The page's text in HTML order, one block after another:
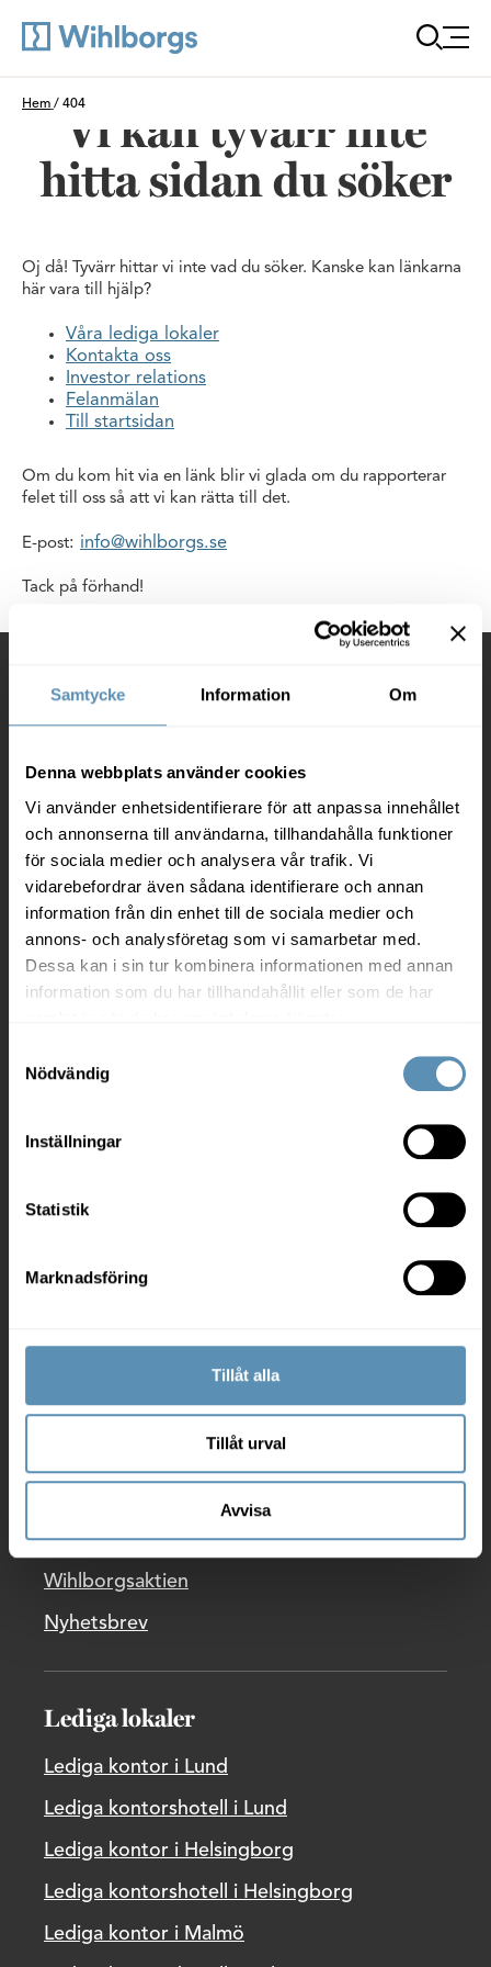
Samtycke Information Om
Denna webbplats använder cookies
Vi använder enhetsidentifierare för att anpassa innehållet
och annonserna till användarna, tillhandahålla funktioner
för sociala medier och analysera vår trafik. Vi
vidarebefordrar även sådana identifierare och annan
information från din enhet till de sociala medier och
annons- och analysföretag som vi samarbetar med.
Dessa kan i sin tur kombinera informationen med annan
information som du har tillhandahållit eller som de har
Nödvändig
Inställningar
Statistik
Marknadsföring
Tillåt alla
Tillåt urval
Avvisa
Du är här:
Hem / 404
Vi kan tyvärr inte
hitta sidan du söker
Oj då! Tyvärr hittar vi inte vad du söker. Kanske kan länkarna
här vara till hjälp?
Våra lediga lokaler
Kontakta oss
Investor relations
Felanmälan
Till startsidan
Om du kom hit via en länk blir vi glada om du rapporterar
felet till oss så att vi kan rätta till det.
E-post: info@wihlborgs.se
Tack på förhand!
Wihlborgs Fastigheter AB
20120 Malmö
Org. nr. 556367-0230
040-690 57 00
info@wihlborgs.se
Fler kontaktuppgifter
Felanmälan
För leverantörer
Jobba hos oss
Rapporter
Wihlborgsaktien
Nyhetsbrev
Lediga lokaler
Lediga kontor i Lund
Lediga kontorshotell i Lund
Lediga kontor i Helsingborg
Lediga kontorshotell i Helsingborg
Lediga kontor i Malmö